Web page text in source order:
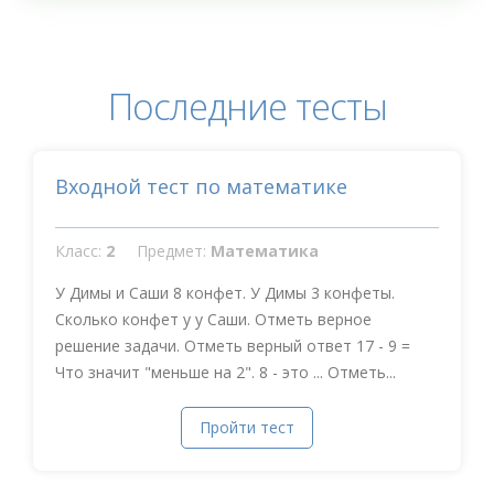
Последние тесты
Входной тест по математике
Класс: 2 Предмет: Математика
У Димы и Саши 8 конфет. У Димы 3 конфеты.
Сколько конфет у у Саши. Отметь верное
решение задачи. Отметь верный ответ 17 - 9 =
Что значит "меньше на 2". 8 - это ... Отметь...
Пройти тест